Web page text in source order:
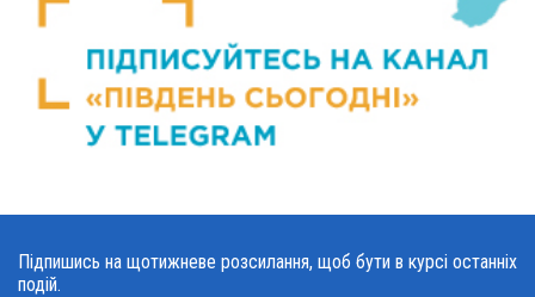
Підпишись на щотижневе розсилання, щоб бути в курсі останніх
подій.